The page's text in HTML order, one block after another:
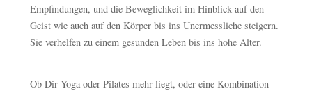
Empfindungen, und die Beweglichkeit im Hinblick auf den
Geist wie auch auf den Körper bis ins Unermessliche steigern.
Sie verhelfen zu einem gesunden Leben bis ins hohe Alter.
Ob Dir Yoga oder Pilates mehr liegt, oder eine Kombination